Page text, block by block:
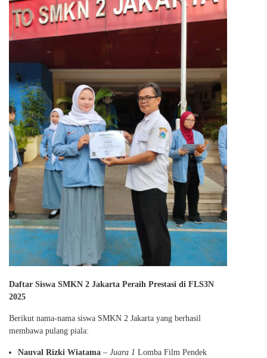
Daftar Siswa SMKN 2 Jakarta Peraih Prestasi di FLS3N
2025
Berikut nama-nama siswa SMKN 2 Jakarta yang berhasil
membawa pulang piala:
Nauval Rizki Wiatama – Juara 1 Lomba Film Pendek